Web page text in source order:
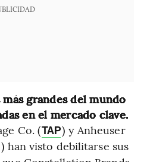
grandes del mundo
en el mercado clave.
Co. (TAP) y Anheuser
) han visto debilitarse sus